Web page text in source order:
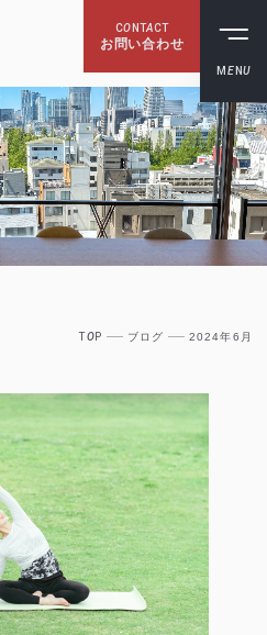
CO NTACT
お問い合わせ
M E NU
TOP ブログ 2024年6月